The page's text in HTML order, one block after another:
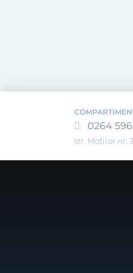
0264
str. Moților nr.